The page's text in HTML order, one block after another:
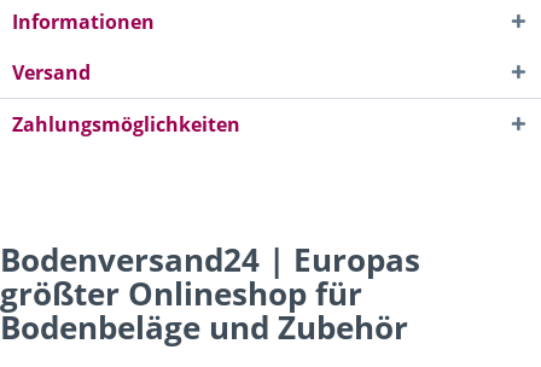
Informationen
Versand
Zahlungsmöglichkeiten
Bodenversand24 | Europas
größter Onlineshop für
Bodenbeläge und Zubehör